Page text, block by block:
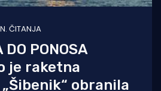
ČITANJA
PONOSA
je raketna
obranila